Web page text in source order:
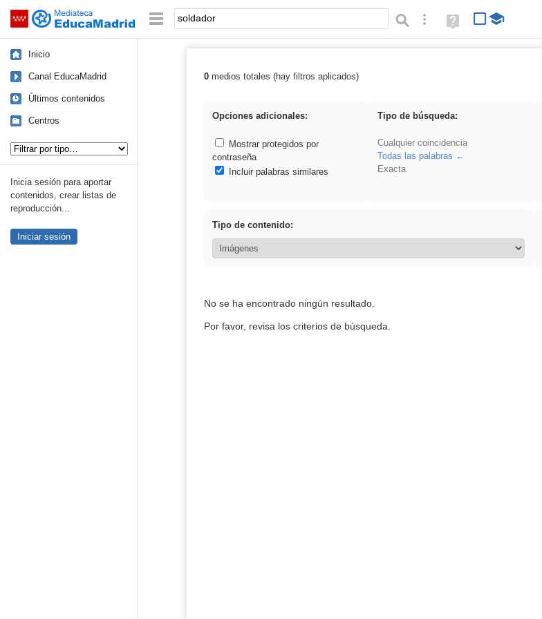
Saltar navegación Palabra o frase: Búsqueda avanzada
Ayuda
(en
Inicio
Canal EducaMadrid
Últimos contenidos
Centros
Inicia sesión para aportar
contenidos, crear listas de
reproducción...
Iniciar sesión
Resultados de: soldador
0medios totales (hay filtros aplicados)
Opciones adicionales:
Mostrar protegidos por
contraseña
Incluir palabras similares
Tipo de búsqueda:
Cualquier coincidencia
Todas las palabras
Exacta
Tipo de contenido:
No se ha encontrado ningún resultado.
Por favor, revisa los criterios de búsqueda.